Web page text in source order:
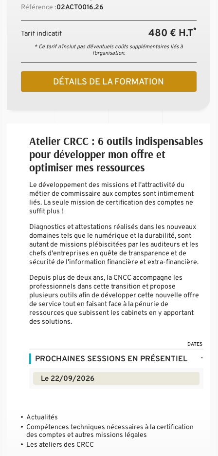
Référence :02ACT0016.26
Tarif indicatif 480 € H.T*
* Ce tarif n’inclut pas d’éventuels coûts supplémentaires liés à
l’organisation.
DÉTAILS DE LA FORMATION
Atelier CRCC : 6 outils indispensables
pour développer mon offre et
optimiser mes ressources
Le développement des missions et l'attractivité du
métier de commissaire aux comptes sont intimement
liés. La seule mission de certification des comptes ne
suffit plus !
Diagnostics et attestations réalisés dans les nouveaux
domaines tels que le numérique et la durabilité, sont
autant de missions plébiscitées par les auditeurs et les
chefs d'entreprises en quête de transparence et de
sécurité de l'information financière et extra-financière.
Depuis plus de deux ans, la CNCC accompagne les
professionnels dans cette transition et propose
plusieurs outils afin de développer cette nouvelle offre
de service tout en faisant face à la pénurie de
ressources que subissent les cabinets en y apportant
des solutions.
DATES
PROCHAINES SESSIONS EN PRÉSENTIEL -
Le 22/09/2026
Actualités
Compétences techniques nécessaires à la certification
des comptes et autres missions légales
Les ateliers des CRCC